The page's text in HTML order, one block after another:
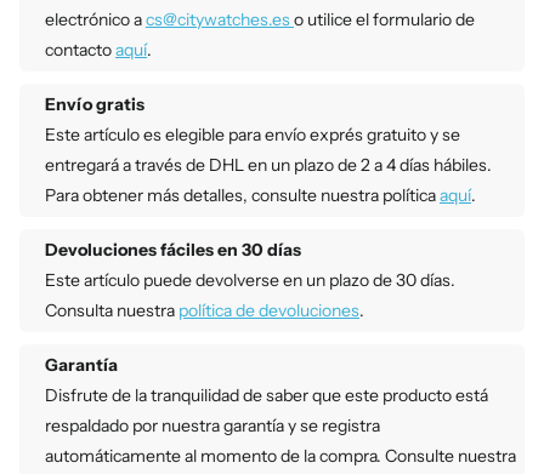
electrónico acs@citywatches.eso utilice el formulario de
contactoaquí.
Envío gratis
Este artículo es elegible para envío exprés gratuito y se
entregará a través de DHL en un plazo de 2 a 4 días hábiles.
Para obtener más detalles, consulte nuestra políticaaquí.
Devoluciones fáciles en 30 días
Este artículo puede devolverse en un plazo de 30 días.
Consulta nuestra política de devoluciones.
Garantía
Disfrute de la tranquilidad de saber que este producto está
respaldado por nuestra garantía y se registra
automáticamente al momento de la compra. Consulte nuestra